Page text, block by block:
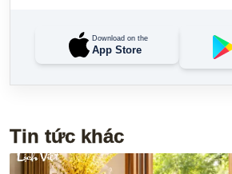
Download on the
App Store
Tin tức khác